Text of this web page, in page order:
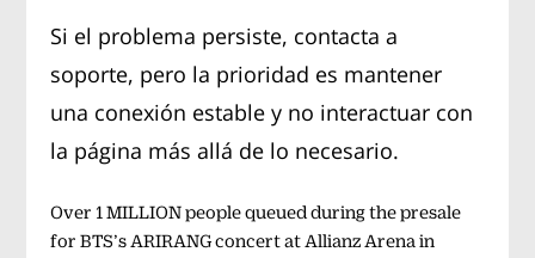
Si el problema persiste, contacta a
soporte, pero la prioridad es mantener
una conexión estable y no interactuar con
la página más allá de lo necesario.
Over 1 MILLION people queued during the presale
for BTS’s ARIRANG concert at Allianz Arena in